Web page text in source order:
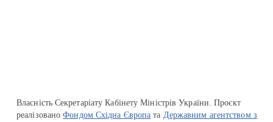
Власність Секретаріату Кабінету Міністрів України. Проєкт
реалізованоФондом Східна Європа та Державним агентством з